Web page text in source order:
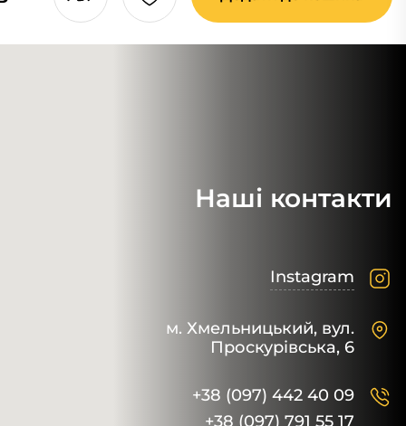
Наші контакти
Instagram
м. Хмельницький, вул.
Проскурівська, 6
+38 (097) 442 40 09
+38 (097) 791 55 17